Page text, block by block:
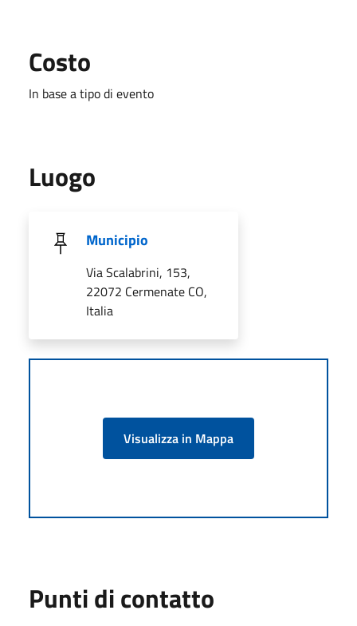
Costo
In base a tipo di evento
Luogo
Municipio
Via Scalabrini, 153,
22072 Cermenate CO,
Italia
Visualizza in Mappa
Punti di contatto